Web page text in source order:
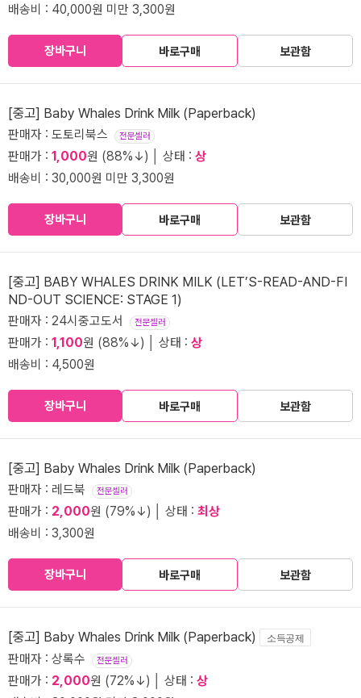
배송비 : 40,000원 미만 3,300원
장바구니 바로구매 보관함
[중고] Baby Whales Drink Milk (Paperback)
판매자 : 도토리북스 전문셀러
판매가 : 1,000원 (88%↓) │ 상태 : 상
배송비 : 30,000원 미만 3,300원
장바구니 바로구매 보관함
[중고] BABY WHALES DRINK MILK (LET’S-READ-AND-FI
ND-OUT SCIENCE: STAGE 1)
판매자 : 24시중고도서 전문셀러
판매가 : 1,100원 (88%↓) │ 상태 : 상
배송비 : 4,500원
장바구니 바로구매 보관함
[중고] Baby Whales Drink Milk (Paperback)
판매자 : 레드북 전문셀러
판매가 : 2,000원 (79%↓) │ 상태 : 최상
배송비 : 3,300원
장바구니 바로구매 보관함
[중고] Baby Whales Drink Milk (Paperback) 소득공제
판매자 : 상록수 전문셀러
판매가 : 2,000원 (72%↓) │ 상태 : 상